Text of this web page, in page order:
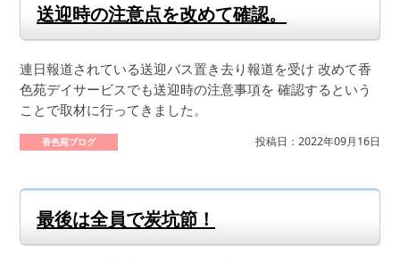
送迎時の注意点を改めて確認。
連日報道されている送迎バス置き去り報道を受け 改めて香
色苑デイサービスでも送迎時の注意事項を 確認するという
ことで取材に行ってきました。
香色苑ブログ 投稿日：2022年09月16日
最後は全員で炭坑節！